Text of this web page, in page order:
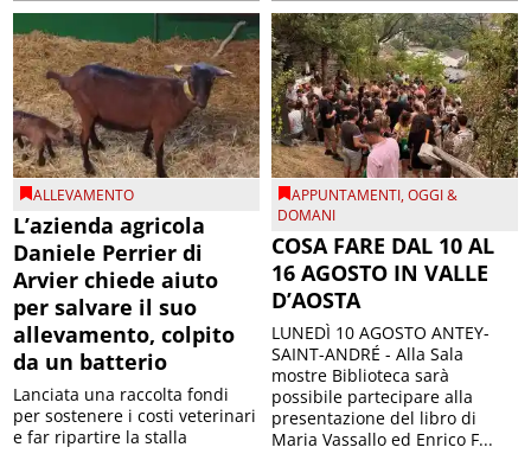
ALLEVAMENTO
L’azienda agricola
Daniele Perrier di
Arvier chiede aiuto
per salvare il suo
allevamento, colpito
da un batterio
Lanciata una raccolta fondi
per sostenere i costi veterinari
e far ripartire la stalla
APPUNTAMENTI,OGGI &
DOMANI
COSA FARE DAL 10 AL
16 AGOSTO IN VALLE
D’AOSTA
LUNEDÌ 10 AGOSTO ANTEY-
SAINT-ANDRÉ - Alla Sala
mostre Biblioteca sarà
possibile partecipare alla
presentazione del libro di
Maria Vassallo ed Enrico F...